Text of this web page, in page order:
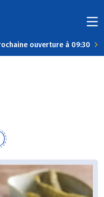
ouverture à 09:30